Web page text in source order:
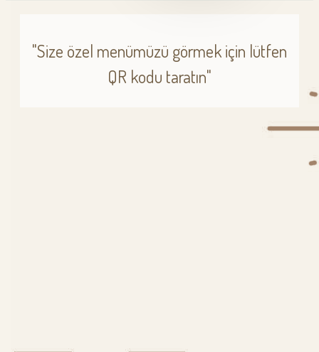
"Size özel menümüzü görmek için lütfen
QR kodu taratın"